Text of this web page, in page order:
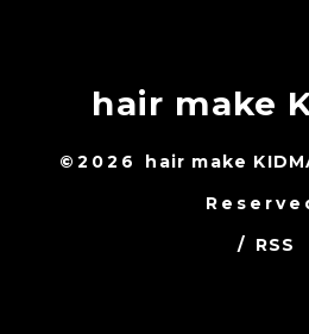
hair make
©2026 hair make
/ RSS